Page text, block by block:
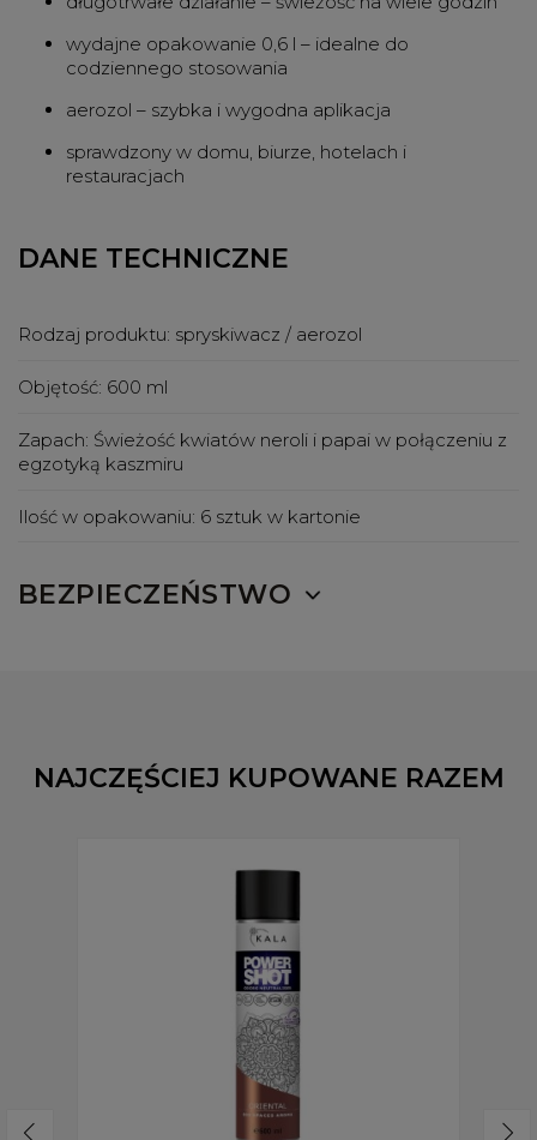
wydajne opakowanie 0,6 l – idealne do
codziennego stosowania
aerozol – szybka i wygodna aplikacja
sprawdzony w domu, biurze, hotelach i
restauracjach
DANE TECHNICZNE
Rodzaj produktu: spryskiwacz / aerozol
Objętość: 600 ml
Zapach: Świeżość kwiatów neroli i papai w połączeniu z
egzotyką kaszmiru
Ilość w opakowaniu: 6 sztuk w kartonie
BEZPIECZEŃSTWO
NAJCZĘŚCIEJ KUPOWANE RAZEM